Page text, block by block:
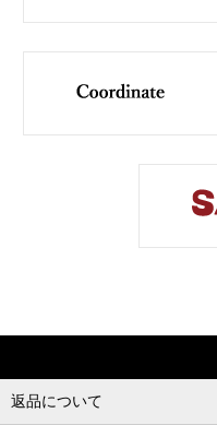
返品について